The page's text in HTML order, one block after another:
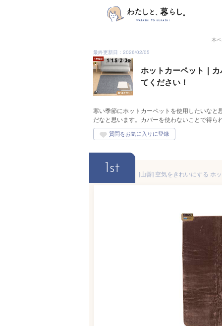
本
最終更新日：2026/02/05
ホットカーペット｜
てください！
寒い季節にホットカーペットを使用したいな
だなと思います。カバーを使わないことで得
1st